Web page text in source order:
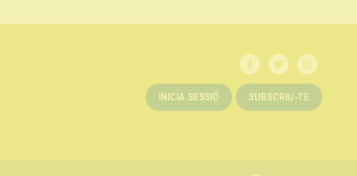
INICIA SESSIÓ SUBSCRIU-TE